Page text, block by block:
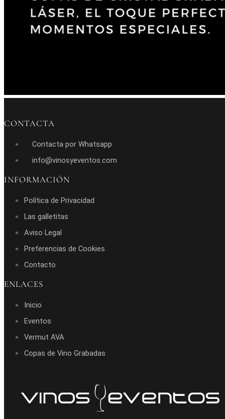
CONTACTA
Contacta por Whatsapp
info@vinosyeventos.com
INFORMACIÓN
Política de Privacidad
Las galletitas
Aviso Legal
Preferencias de Cookies
Contacto
ENLACES
Inicio
Eventos
Vermut AVA
Copas de Vino Grabadas